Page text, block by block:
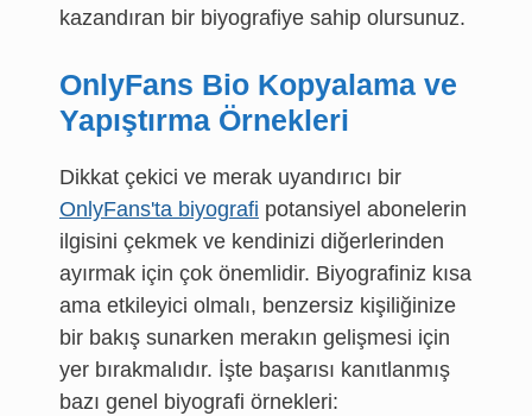
kazandıran bir biyografiye sahip olursunuz.
OnlyFans Bio Kopyalama ve
Yapıştırma Örnekleri
Dikkat çekici ve merak uyandırıcı bir
OnlyFans'ta biyografi potansiyel abonelerin
ilgisini çekmek ve kendinizi diğerlerinden
ayırmak için çok önemlidir. Biyografiniz kısa
ama etkileyici olmalı, benzersiz kişiliğinize
bir bakış sunarken merakın gelişmesi için
yer bırakmalıdır. İşte başarısı kanıtlanmış
bazı genel biyografi örnekleri: